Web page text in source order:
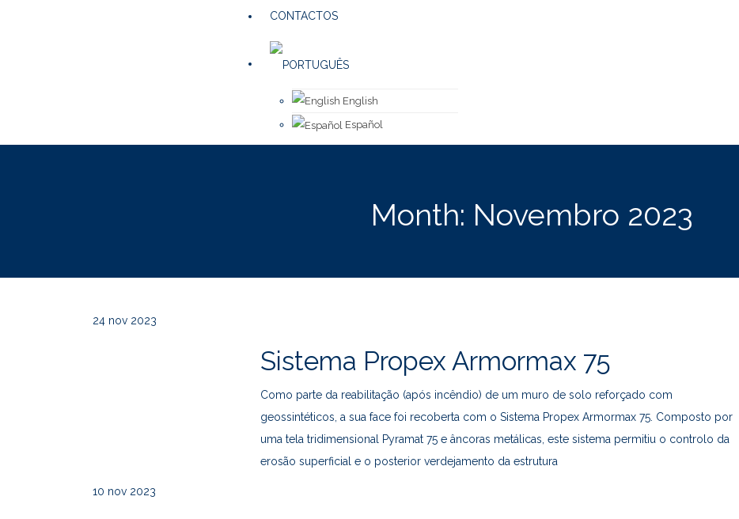
CONTACTOS
English
Español
Month: Novembro 2023
24 nov 2023
Sistema Propex Armormax 75
Como parte da reabilitação (após incêndio) de um muro de solo reforçado com
geossintéticos, a sua face foi recoberta com o Sistema Propex Armormax 75. Composto por
uma tela tridimensional Pyramat 75 e âncoras metálicas, este sistema permitiu o controlo da
erosão superficial e o posterior verdejamento da estrutura
10 nov 2023